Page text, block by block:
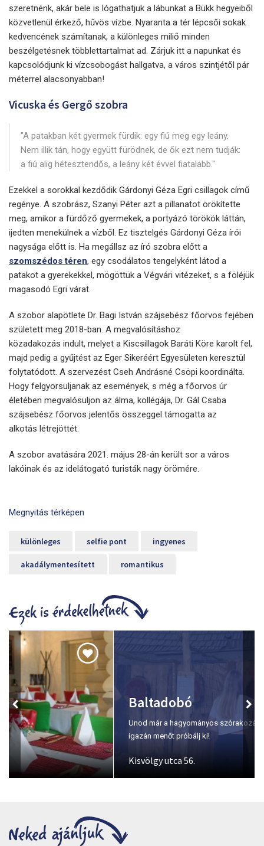
szeretnénk, akár bele is lógathatjuk a lábunkat a Bükk hegyeiből
közvetlenül érkező, hűvös vízbe. Nyaranta a tér lépcsői sokak
kedvencének számítanak, a különleges miliő minden
beszélgetésnek többlettartalmat ad. Zárjuk itt a napunkat és
kapcsolódjunk ki vízcsobogást hallgatva, a város szintjétől pár
méterrel alacsonyabban!
Vicuska és Gergő szobra
"A patakban két gyermek fürdik: egy fiú meg egy leány.
Nem illik tán, hogy együtt fürödnek, de ők ezt nem tudják:
a fiú alig hétesztendős, a leány két évvel fiatalabb."
Ezekkel a sorokkal kezdődik Gárdonyi Géza Egri csillagok című
regénye. A szobrász, Szanyi Péter azt a pillanatot örökítette
meg, amikor a fürdőző gyermekek, a portyázó törökök láttán,
ijedten menekülnek a vízből. Ez tisztelgés Gárdonyi Géza írói
nagysága előtt is. Ha megállsz az író szobra előtt a
szomszédos téren, egy csodálatos tengelyként látod a
patakot a gyerekekkel, mögöttük a Végvári vitézeket, s a föléjük
magasodó Egri várat.
A szobor alapötlete Dr. Bagi István szájsebész főorvos fejében
született meg 2018-ban. A megvalósításhoz
közadakozás indult, melyet a Kiscsillagok Baráti Köre karolt fel,
majd pedig a gyűjtést az Eger Sikeréért Egyesületen keresztül
folytatódott. A szervezést Cseh Andrásné Csöpi koordinálta.
Hogy felgyorsuljanak az események, s még a főorvos úr
életében megvalósuljon az álma, kollégája, Dr. Gál Csaba
szájsebész főorvos jelentős összeggel támogatta az
alkotás létrejöttét.
A szobor avatására 2021. május 28-án került sor a város
lakóinak és az idelátogató turisták nagy örömére.
Megnyitás térképen
különleges selfie pont ingyenes
akadálymentesített romantikus
Baltadobó
Unod már a hagyományos szórakozást? Itt az idő, hogy valami
igazán menőt próbálj ki!
Kisvölgy utca 56.